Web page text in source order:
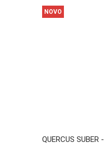
QUERCUS SUBER
NOVO